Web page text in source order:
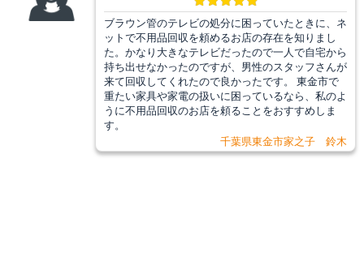
ブラウン管のテレビの処分に困っていたときに、ネ
ットで不用品回収を頼めるお店の存在を知りまし
た。かなり大きなテレビだったので一人で自宅から
持ち出せなかったのですが、男性のスタッフさんが
来て回収してくれたので良かったです。 東金市で
重たい家具や家電の扱いに困っているなら、私のよ
うに不用品回収のお店を頼ることをおすすめしま
す。
千葉県東金市家之子 鈴木